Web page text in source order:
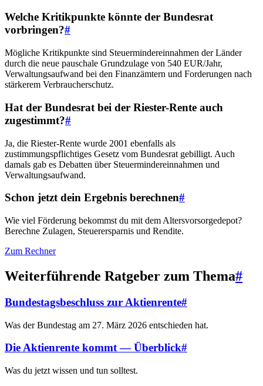
Welche Kritikpunkte könnte der Bundesrat
vorbringen?#
Mögliche Kritikpunkte sind Steuermindereinnahmen der Länder
durch die neue pauschale Grundzulage von 540 EUR/Jahr,
Verwaltungsaufwand bei den Finanzämtern und Forderungen nach
stärkerem Verbraucherschutz.
Hat der Bundesrat bei der Riester-Rente auch
zugestimmt?#
Ja, die Riester-Rente wurde 2001 ebenfalls als
zustimmungspflichtiges Gesetz vom Bundesrat gebilligt. Auch
damals gab es Debatten über Steuermindereinnahmen und
Verwaltungsaufwand.
Schon jetzt dein Ergebnis berechnen#
Wie viel Förderung bekommst du mit dem Altersvorsorgedepot?
Berechne Zulagen, Steuerersparnis und Rendite.
Zum Rechner
Weiterführende Ratgeber zum Thema#
Bundestagsbeschluss zur Aktienrente#
Was der Bundestag am 27. März 2026 entschieden hat.
Die Aktienrente kommt — Überblick#
Was du jetzt wissen und tun solltest.